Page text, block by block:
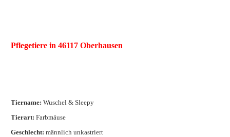
Pflegetiere in 46117 Oberhausen
Tiername: Wuschel & Sleepy
Tierart: Farbmäuse
Geschlecht: männlich unkastriert